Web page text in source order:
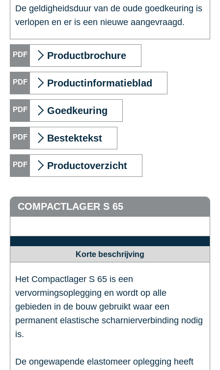
De geldigheidsduur van de oude goedkeuring is
verlopen en er is een nieuwe aangevraagd.
Productbrochure
Productinformatieblad
Goedkeuring
Bestektekst
Productoverzicht
COMPACTLAGER S 65
Korte beschrijving
Het Compactlager S 65 is een
vervormingsoplegging en wordt op alle
gebieden in de bouw gebruikt waar een
permanent elastische scharnierverbinding nodig
is.
De ongewapende elastomeer oplegging heeft